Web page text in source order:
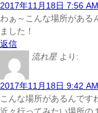
2017年11月18日 7:56 AM
わぁ～こんな場所がある
ました！
返信
流れ星 より:
2017年11月18日 9:42 AM
こんな場所があるんです